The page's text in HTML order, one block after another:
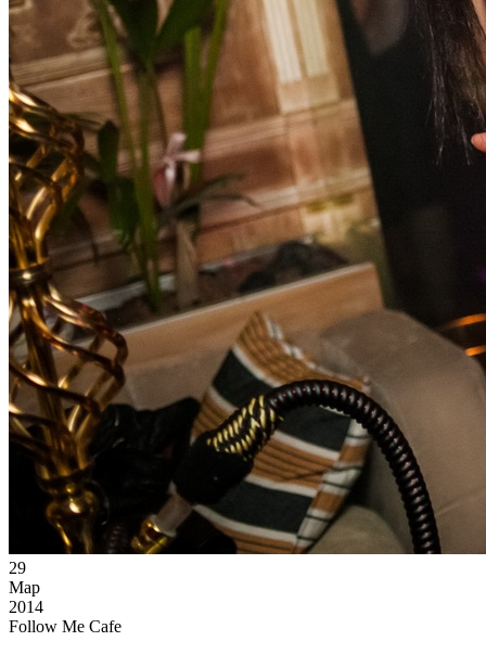
29
Мар
2014
Follow Me Cafe